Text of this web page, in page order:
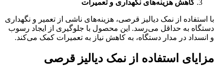
کاهش هزینه‌های نگهداری و تعمیرات
با استفاده از نمک دیالیز قرصی، هزینه‌های ناشی از تعمیر و نگهداری
دستگاه به حداقل می‌رسد. این محصول با جلوگیری از ایجاد رسوب
و انسداد در مدار دستگاه، به کاهش نیاز به تعمیرات کمک می‌کند.
مزایای استفاده از نمک دیالیز قرصی